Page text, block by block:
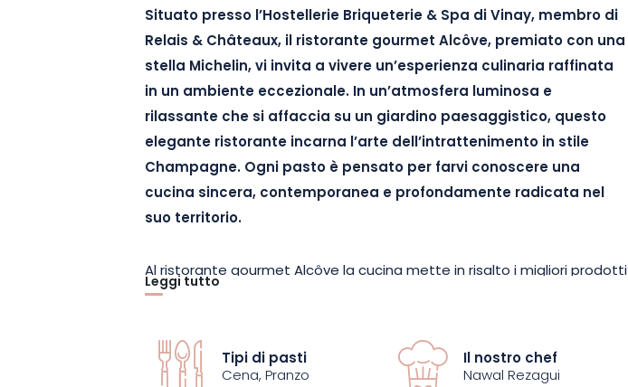
Situato presso l’Hostellerie Briqueterie & Spa di Vinay, membro di
Relais & Châteaux, il ristorante gourmet Alcôve, premiato con una
stella Michelin, vi invita a vivere un’esperienza culinaria raffinata
in un ambiente eccezionale. In un’atmosfera luminosa e
rilassante che si affaccia su un giardino paesaggistico, questo
elegante ristorante incarna l’arte dell’intrattenimento in stile
Champagne. Ogni pasto è pensato per farvi conoscere una
cucina sincera, contemporanea e profondamente radicata nel
suo territorio.
Al ristorante gourmet Alcôve la cucina mette in risalto i migliori prodotti
della terra e del mare, selezionati con cura e preparati con precisione.
propongono una cucina elegante che privilegia i prodotti locali,
arricchiti da piante aromatiche ed erbe del giardino. Il Menu Scoperta di
Leggi tutto
Tipi di pasti
Cena, Pranzo
Il nostro chef
Nawal Rezagui